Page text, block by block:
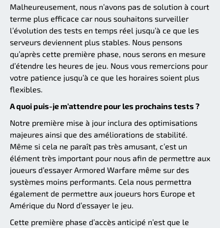
Malheureusement, nous n’avons pas de solution à court
terme plus efficace car nous souhaitons surveiller
l’évolution des tests en temps réel jusqu’à ce que les
serveurs deviennent plus stables. Nous pensons
qu’après cette première phase, nous serons en mesure
d’étendre les heures de jeu. Nous vous remercions pour
votre patience jusqu’à ce que les horaires soient plus
flexibles.
A quoi puis-je m’attendre pour les prochains tests ?
Notre première mise à jour inclura des optimisations
majeures ainsi que des améliorations de stabilité.
Même si cela ne paraît pas très amusant, c’est un
élément très important pour nous afin de permettre aux
joueurs d’essayer Armored Warfare même sur des
systèmes moins performants. Cela nous permettra
également de permettre aux joueurs hors Europe et
Amérique du Nord d’essayer le jeu.
Cette première phase d’accès anticipé n’est que le